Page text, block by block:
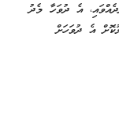
އެ ދުވަހާ މެދު
އެ ދުވަހަށް